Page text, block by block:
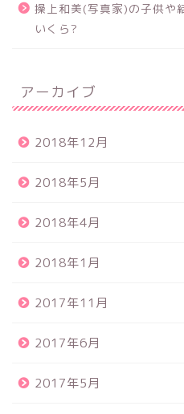
操上和美(写真家)の子供や
いくら?
アーカイブ
2018年12月
2018年5月
2018年4月
2018年1月
2017年11月
2017年6月
2017年5月